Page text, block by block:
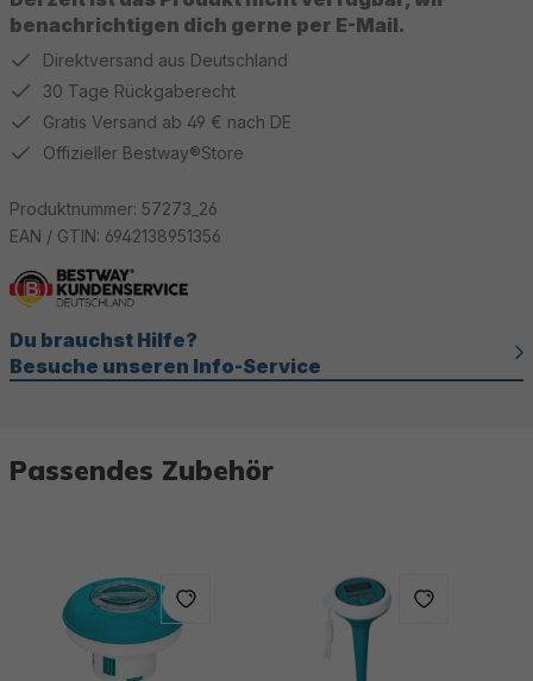
benachrichtigen dich gerne per E-Mail.
Direktversand aus Deutschland
30 Tage Rückgaberecht
Gratis Versand ab 49 € nach DE
Offizieller Bestway®Store
Produktnummer: 57273_26
EAN / GTIN: 6942138951356
Du brauchst Hilfe?
Besuche unseren Info-Service
Passendes Zubehör